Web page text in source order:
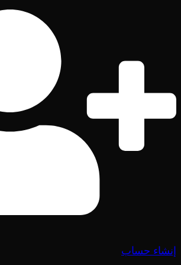
إنشاء حساب